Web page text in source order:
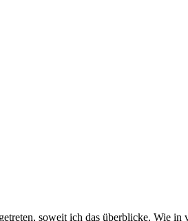
soweit ich das überblicke. Wie in